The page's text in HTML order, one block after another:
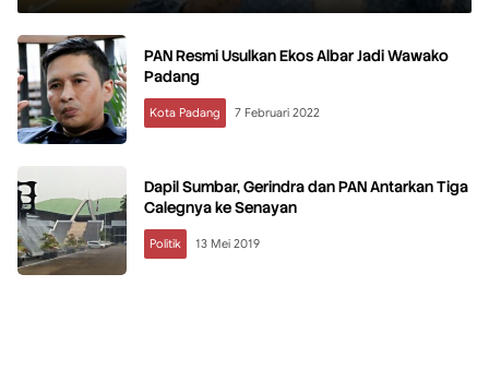
PAN Resmi Usulkan Ekos Albar Jadi Wawako
Padang
Kota Padang 7 Februari 2022
Dapil Sumbar, Gerindra dan PAN Antarkan Tiga
Calegnya ke Senayan
Politik 13 Mei 2019